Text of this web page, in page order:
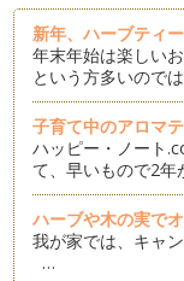
新年、ハーブティ
年末年始は楽しい
という方多いので
子育て中のアロマ
ハッピー・ノート
て、早いもので2年
ハーブや木の実で
我が家では、キャ
…